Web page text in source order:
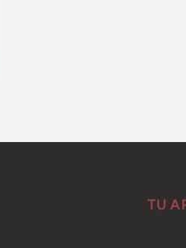
TU